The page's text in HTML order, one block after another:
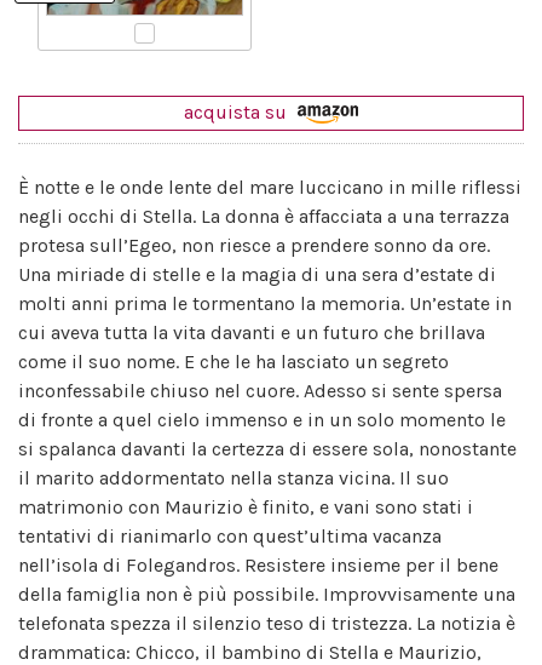
acquista su
È notte e le onde lente del mare luccicano in mille riflessi
negli occhi di Stella. La donna è affacciata a una terrazza
protesa sull’Egeo, non riesce a prendere sonno da ore.
Una miriade di stelle e la magia di una sera d’estate di
molti anni prima le tormentano la memoria. Un’estate in
cui aveva tutta la vita davanti e un futuro che brillava
come il suo nome. E che le ha lasciato un segreto
inconfessabile chiuso nel cuore. Adesso si sente spersa
di fronte a quel cielo immenso e in un solo momento le
si spalanca davanti la certezza di essere sola, nonostante
il marito addormentato nella stanza vicina. Il suo
matrimonio con Maurizio è finito, e vani sono stati i
tentativi di rianimarlo con quest’ultima vacanza
nell’isola di Folegandros. Resistere insieme per il bene
della famiglia non è più possibile. Improvvisamente una
telefonata spezza il silenzio teso di tristezza. La notizia è
drammatica: Chicco, il bambino di Stella e Maurizio,